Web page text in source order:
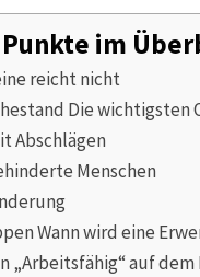
im
reicht nicht
Die wichtigsten
Abschlägen
Menschen
Wann wird eine
„Arbeitsfähig“ auf dem